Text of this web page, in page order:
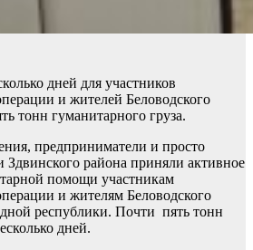
дней для участников
и жителей Беловодского
тонн гуманитарного груза.
предприниматели и просто
района приняли активное
помощи участникам
и жителям Беловодского
республики. Почти пять тонн
дней.